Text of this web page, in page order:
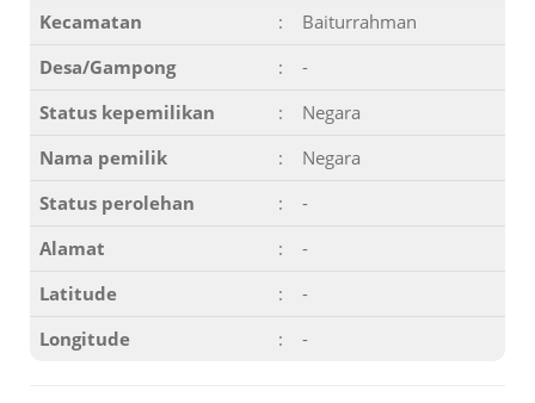
Kecamatan
:
Baiturrahman
Desa/Gampong
:
-
Status kepemilikan
:
Negara
Nama pemilik
:
Negara
Status perolehan
:
-
Alamat
:
-
Latitude
:
-
Longitude
: -